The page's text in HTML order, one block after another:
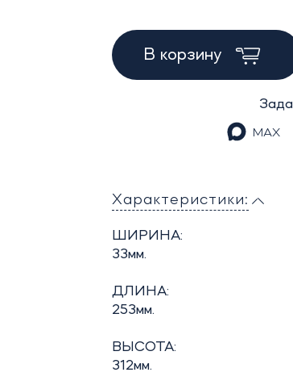
В корзину
MAX
Характеристики:
ШИРИНА:
33мм.
ДЛИНА:
253мм.
ВЫСОТА:
312мм.